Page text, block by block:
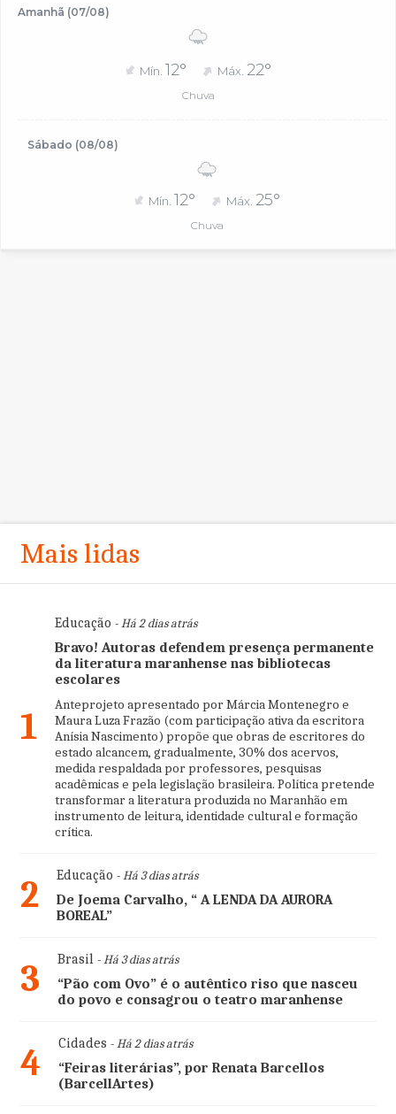
Amanhã (07/08)
Mín. 12° Máx. 22°
Chuva
Sábado (08/08)
Mín. 12° Máx. 25°
Chuva
Mais lidas
1
Educação - Há 2 dias atrás
Bravo! Autoras defendem presença permanente
da literatura maranhense nas bibliotecas
escolares
Anteprojeto apresentado por Márcia Montenegro e
Maura Luza Frazão (com participação ativa da escritora
Anísia Nascimento) propõe que obras de escritores do
estado alcancem, gradualmente, 30% dos acervos,
medida respaldada por professores, pesquisas
acadêmicas e pela legislação brasileira. Política pretende
transformar a literatura produzida no Maranhão em
instrumento de leitura, identidade cultural e formação
crítica.
2 Educação - Há 3 dias atrás
De Joema Carvalho, “ A LENDA DA AURORA
BOREAL”
3 Brasil- Há 3 dias atrás
“Pão com Ovo” é o autêntico riso que nasceu
do povo e consagrou o teatro maranhense
4 Cidades - Há 2 dias atrás
“Feiras literárias”, por Renata Barcellos
(BarcellArtes)